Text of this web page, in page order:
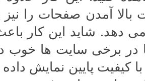
آمدن صفحات را
دهد. شاید این کار
در برخی سایت ها خوب
پایین نمایش داده